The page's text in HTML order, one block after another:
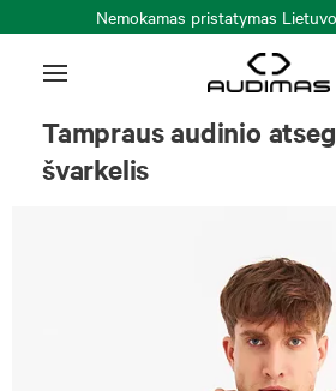
Nemokamas pristatymas
Tampraus audinio
švarkelis